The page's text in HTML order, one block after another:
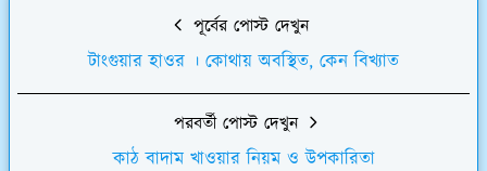
পূর্বের পোস্ট দেখুন
টাংগুয়ার হাওর । কোথায় অবস্থিত, কেন বিখ্যাত
পরবর্তী পোস্ট দেখুন
কাঠ বাদাম খাওয়ার নিয়ম ও উপকারিতা